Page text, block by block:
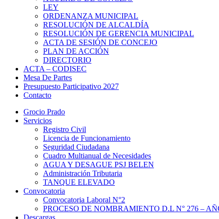
LEY
ORDENANZA MUNICIPAL
RESOLUCIÓN DE ALCALDÍA
RESOLUCIÓN DE GERENCIA MUNICIPAL
ACTA DE SESIÓN DE CONCEJO
PLAN DE ACCIÓN
DIRECTORIO
ACTA – CODISEC
Mesa De Partes
Presupuesto Participativo 2027
Contacto
Grocio Prado
Servicios
Registro Civil
Licencia de Funcionamiento
Seguridad Ciudadana
Cuadro Multianual de Necesidades
AGUA Y DESAGUE PSJ BELEN
Administración Tributaria
TANQUE ELEVADO
Convocatoria
Convocatoria Laboral N°2
PROCESO DE NOMBRAMIENTO D.L N° 276 –
Descargas